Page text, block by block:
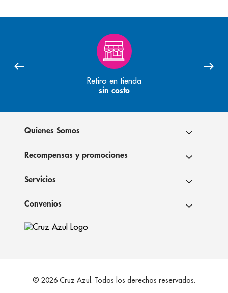
Retiro en tienda
sin costo
Quienes Somos
Recompensas y promociones
Servicios
Convenios
© 2026 Cruz Azul. Todos los derechos reservados.